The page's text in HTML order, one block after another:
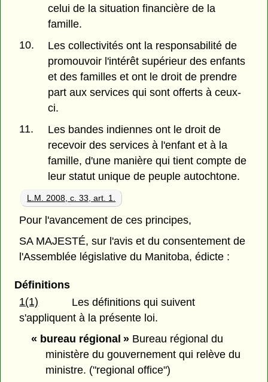
celui de la situation financière de la
famille.
10.
Les collectivités ont la responsabilité de
promouvoir l'intérêt supérieur des enfants
et des familles et ont le droit de prendre
part aux services qui sont offerts à ceux-
ci.
11.
Les bandes indiennes ont le droit de
recevoir des services à l'enfant et à la
famille, d'une manière qui tient compte de
leur statut unique de peuple autochtone.
L.M. 2008, c. 33, art. 1.
Pour l'avancement de ces principes,
SA MAJESTÉ, sur l'avis et du consentement de
l'Assemblée législative du Manitoba, édicte :
Définitions
1(1)
Les définitions qui suivent
s'appliquent à la présente loi.
« bureau régional »Bureau régional du
ministère du gouvernement qui relève du
ministre. ("regional office")